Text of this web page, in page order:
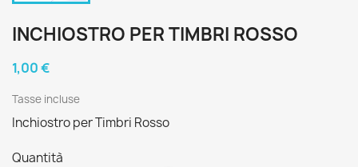
INCHIOSTRO PER TIMBRI ROSSO
1,00 €
Tasse incluse
Inchiostro per Timbri Rosso
Quantità